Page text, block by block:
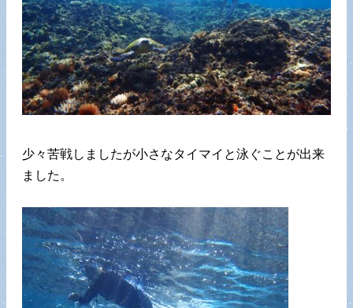
少々苦戦しましたが小さなタイマイと泳ぐことが出来
ました。